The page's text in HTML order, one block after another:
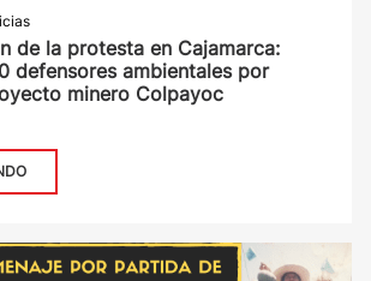
de la protesta en Cajamarca:
defensores ambientales por
minero Colpayoc